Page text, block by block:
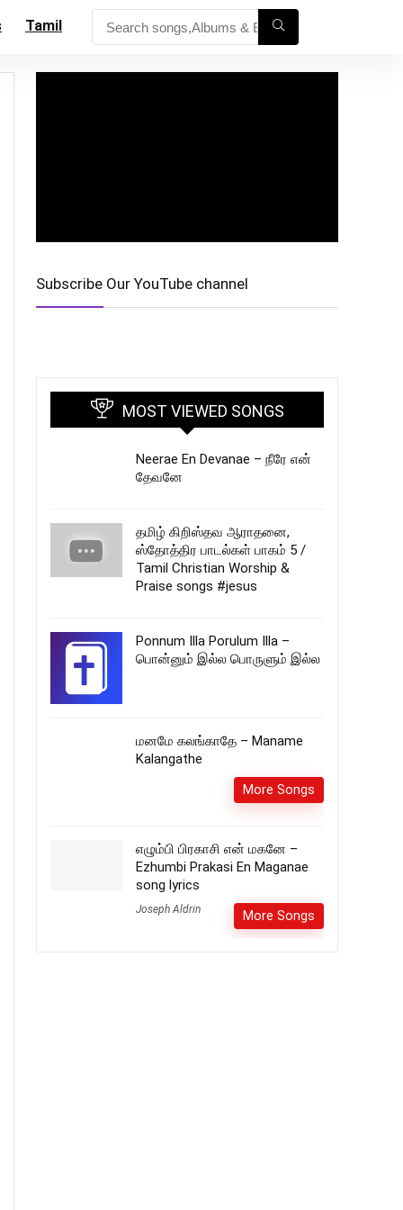
Tamil
Subscribe Our YouTube channel
MOST VIEWED SONGS
Neerae En Devanae – நீரே என்
தேவனே
தமிழ் கிறிஸ்தவ ஆராதனை,
ஸ்தோத்திர பாடல்கள் பாகம் 5 /
Tamil Christian Worship &
Praise songs #jesus
Ponnum Illa Porulum Illa –
பொன்னும் இல்ல பொருளும் இல்ல
மனமே கலங்காதே – Maname
Kalangathe
More Songs
எழும்பி பிரகாசி என் மகனே –
Ezhumbi Prakasi En Maganae
song lyrics
Joseph Aldrin More Songs